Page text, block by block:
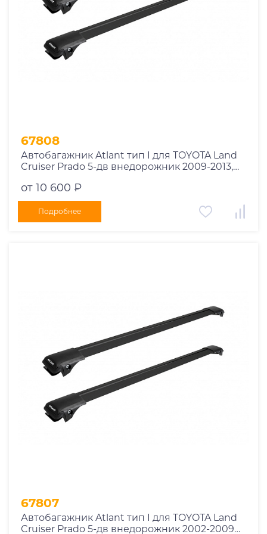
67808
Автобагажник Atlant тип I для TOYOTA Land
Cruiser Prado 5-дв внедорожник 2009-2013,
черные дуги 910/910 мм 10002+11115+11115
от 10 600 ₽
Подробнее
67807
Автобагажник Atlant тип I для TOYOTA Land
Cruiser Prado 5-дв внедорожник 2002-2009